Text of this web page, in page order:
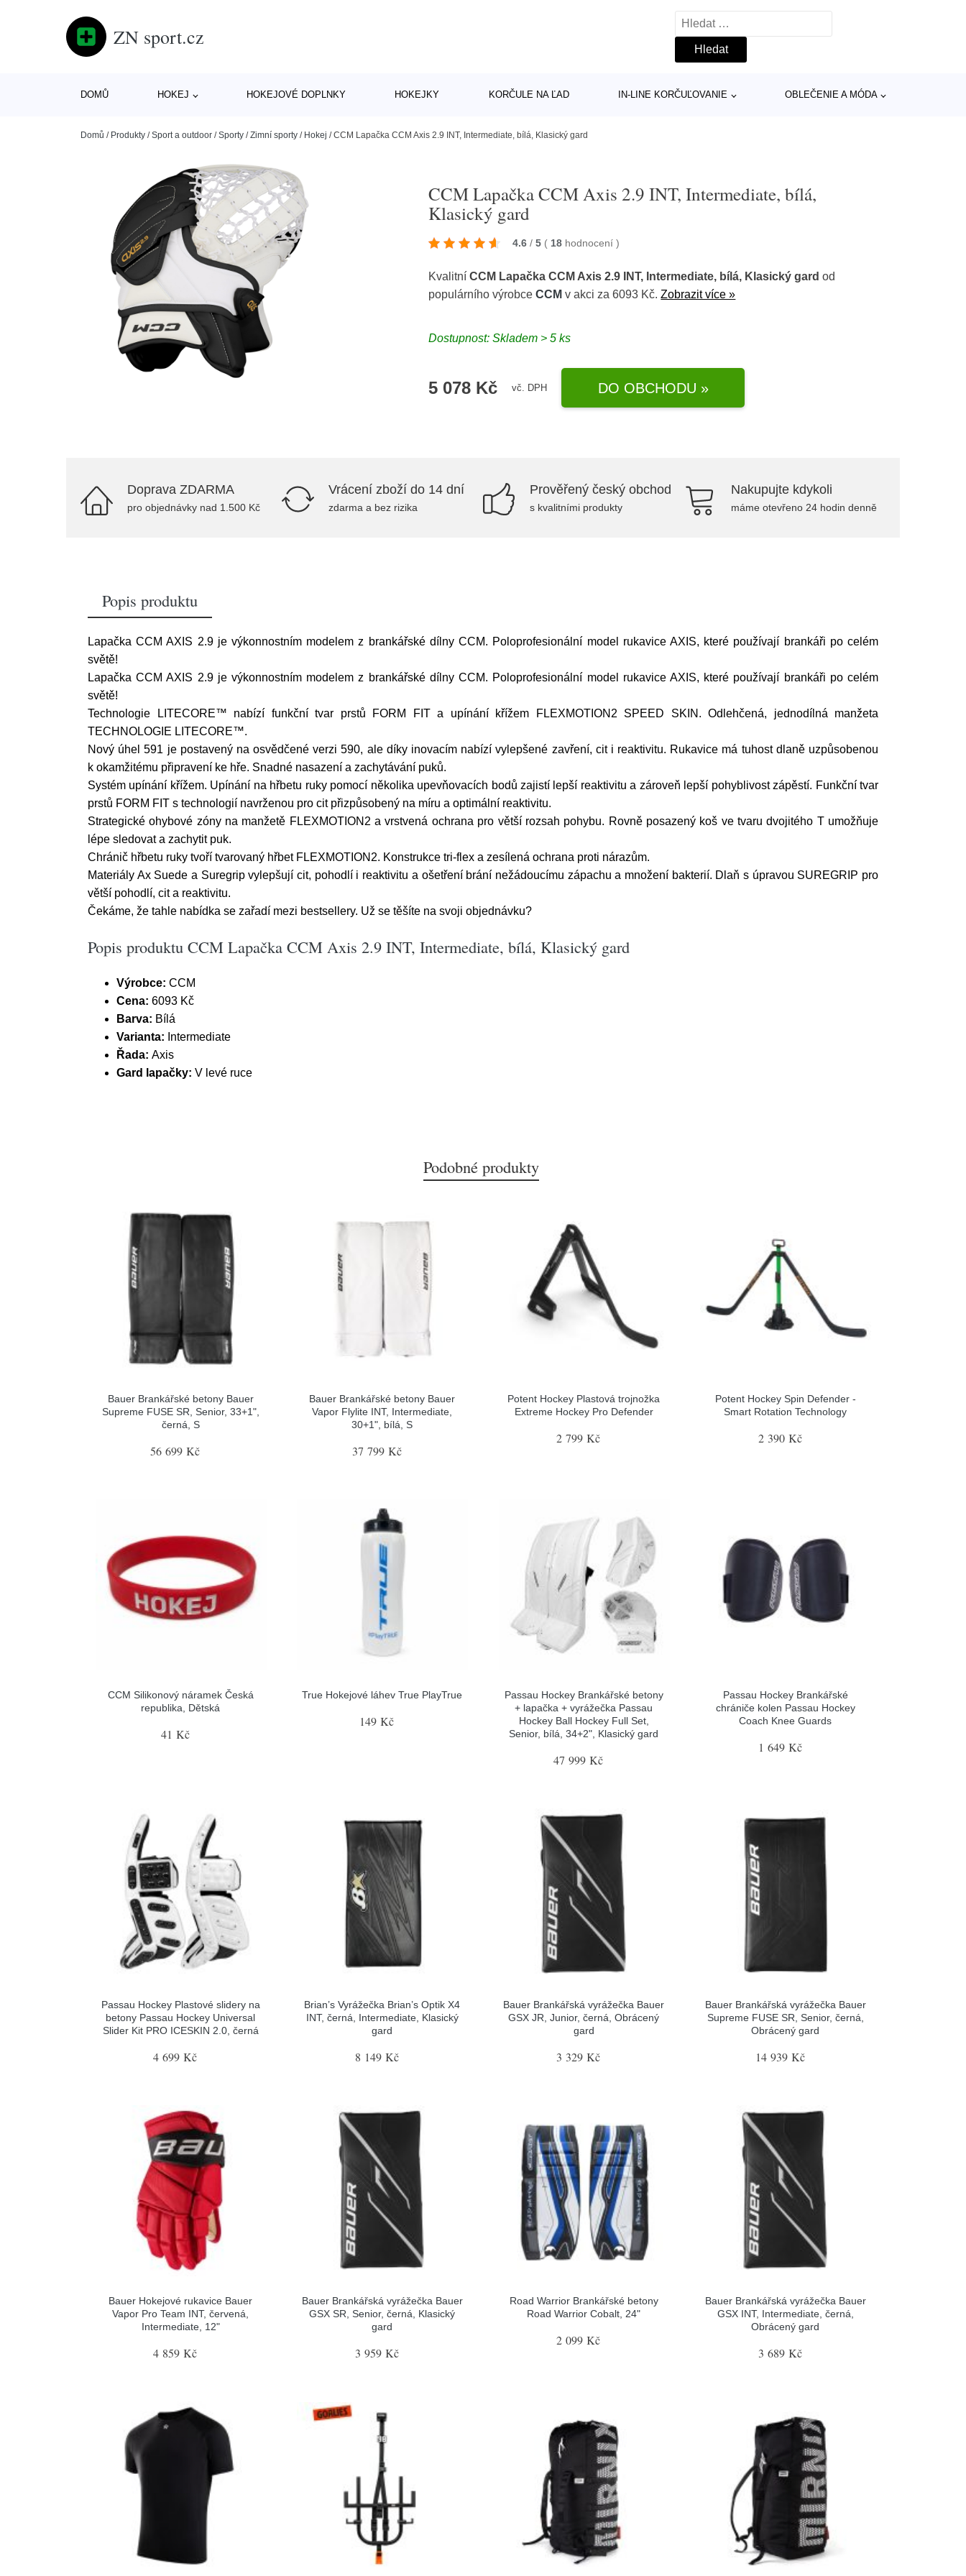
ZN sport.cz
Vyhledávání
DOMŮ HOKEJ HOKEJOVÉ DOPLNKY HOKEJKY KORČULE NA ĽAD IN-LINE KORČUĽOVANIE OBLEČENIE A MÓDA
Domů / Produkty /Sport a outdoor /Sporty /Zimní sporty / Hokej /CCM Lapačka CCM Axis 2.9 INT, Intermediate, bílá, Klasický gard
CCM Lapačka CCM Axis 2.9 INT, Intermediate, bílá,
Klasický gard
4.6 / 5 ( 18 hodnocení)
KvalitníCCM Lapačka CCM Axis 2.9 INT, Intermediate, bílá, Klasický gard od
populárního výrobceCCM v akci za 6093 Kč.Zobrazit více »
Dostupnost: Skladem > 5 ks
5 078 Kč vč. DPH DO OBCHODU »
Doprava ZDARMA
pro objednávky nad 1.500 Kč
Vrácení zboží do 14 dní
zdarma a bez rizika
Prověřený český obchod
s kvalitními produkty
Nakupujte kdykoli
máme otevřeno 24 hodin denně
Popis produktu
Lapačka CCM AXIS 2.9 je výkonnostním modelem z brankářské dílny CCM. Poloprofesionální model rukavice AXIS, které používají brankáři po celém
světě!
Lapačka CCM AXIS 2.9 je výkonnostním modelem z brankářské dílny CCM. Poloprofesionální model rukavice AXIS, které používají brankáři po celém
světě!
Technologie LITECORE™ nabízí funkční tvar prstů FORM FIT a upínání křížem FLEXMOTION2 SPEED SKIN. Odlehčená, jednodílná manžeta
TECHNOLOGIE LITECORE™.
Nový úhel 591 je postavený na osvědčené verzi 590, ale díky inovacím nabízí vylepšené zavření, cit i reaktivitu. Rukavice má tuhost dlaně uzpůsobenou
k okamžitému připravení ke hře. Snadné nasazení a zachytávání puků.
Systém upínání křížem. Upínání na hřbetu ruky pomocí několika upevňovacích bodů zajistí lepší reaktivitu a zároveň lepší pohyblivost zápěstí. Funkční tvar
prstů FORM FIT s technologií navrženou pro cit přizpůsobený na míru a optimální reaktivitu.
Strategické ohybové zóny na manžetě FLEXMOTION2 a vrstvená ochrana pro větší rozsah pohybu. Rovně posazený koš ve tvaru dvojitého T umožňuje
lépe sledovat a zachytit puk.
Chránič hřbetu ruky tvoří tvarovaný hřbet FLEXMOTION2. Konstrukce tri-flex a zesílená ochrana proti nárazům.
Materiály Ax Suede a Suregrip vylepšují cit, pohodlí i reaktivitu a ošetření brání nežádoucímu zápachu a množení bakterií. Dlaň s úpravou SUREGRIP pro
větší pohodlí, cit a reaktivitu.
Čekáme, že tahle nabídka se zařadí mezi bestsellery. Už se těšíte na svoji objednávku?
Popis produktu CCM Lapačka CCM Axis 2.9 INT, Intermediate, bílá, Klasický gard
Výrobce: CCM
Cena: 6093 Kč
Barva: Bílá
Varianta: Intermediate
Řada: Axis
Gard lapačky: V levé ruce
Podobné produkty
Bauer Brankářské betony Bauer
Supreme FUSE SR, Senior, 33+1",
černá, S
56 699 Kč
Bauer Brankářské betony Bauer
Vapor Flylite INT, Intermediate,
30+1", bílá, S
37 799 Kč
Potent Hockey Plastová trojnožka
Extreme Hockey Pro Defender
2 799 Kč
Potent Hockey Spin Defender -
Smart Rotation Technology
2 390 Kč
CCM Silikonový náramek Česká
republika, Dětská
41 Kč
True Hokejové láhev True PlayTrue
149 Kč
Passau Hockey Brankářské betony
+ lapačka + vyrážečka Passau
Hockey Ball Hockey Full Set,
Senior, bílá, 34+2", Klasický gard
47 999 Kč
Passau Hockey Brankářské
chrániče kolen Passau Hockey
Coach Knee Guards
1 649 Kč
Passau Hockey Plastové slidery na
betony Passau Hockey Universal
Slider Kit PRO ICESKIN 2.0, černá
4 699 Kč
Brian’s Vyrážečka Brian’s Optik X4
INT, černá, Intermediate, Klasický
gard
8 149 Kč
Bauer Brankářská vyrážečka Bauer
GSX JR, Junior, černá, Obrácený
gard
3 329 Kč
Bauer Brankářská vyrážečka Bauer
Supreme FUSE SR, Senior, černá,
Obrácený gard
14 939 Kč
Bauer Hokejové rukavice Bauer
Vapor Pro Team INT, červená,
Intermediate, 12"
4 859 Kč
Bauer Brankářská vyrážečka Bauer
GSX SR, Senior, černá, Klasický
gard
3 959 Kč
Road Warrior Brankářské betony
Road Warrior Cobalt, 24"
2 099 Kč
Bauer Brankářská vyrážečka Bauer
GSX INT, Intermediate, černá,
Obrácený gard
3 689 Kč